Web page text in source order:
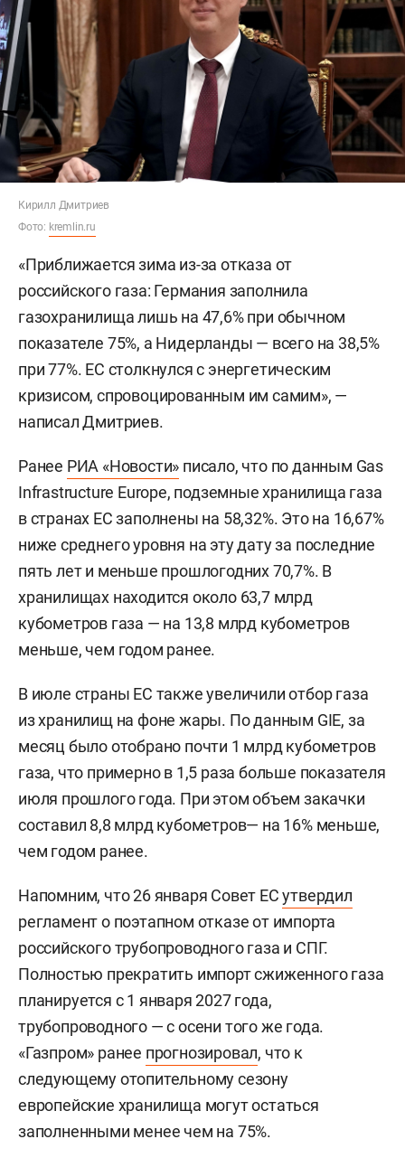
Кирилл Дмитриев
Фото: kremlin.ru
«Приближается зима из-за отказа от
российского газа: Германия заполнила
газохранилища лишь на 47,6% при обычном
показателе 75%, а Нидерланды — всего на 38,5%
при 77%. ЕС столкнулся с энергетическим
кризисом, спровоцированным им самим», —
написал Дмитриев.
Ранее РИА «Новости» писало, что по данным Gas
Infrastructure Europe, подземные хранилища газа
в странах ЕС заполнены на 58,32%. Это на 16,67%
ниже среднего уровня на эту дату за последние
пять лет и меньше прошлогодних 70,7%. В
хранилищах находится около 63,7 млрд
кубометров газа — на 13,8 млрд кубометров
меньше, чем годом ранее.
В июле страны ЕС также увеличили отбор газа
из хранилищ на фоне жары. По данным GIE, за
месяц было отобрано почти 1 млрд кубометров
газа, что примерно в 1,5 раза больше показателя
июля прошлого года. При этом объем закачки
составил 8,8 млрд кубометров— на 16% меньше,
чем годом ранее.
Напомним, что 26 января Совет ЕСутвердил
регламент о поэтапном отказе от импорта
российского трубопроводного газа и СПГ.
Полностью прекратить импорт сжиженного газа
планируется с 1 января 2027 года,
трубопроводного — с осени того же года.
«Газпром» ранее прогнозировал, что к
следующему отопительному сезону
европейские хранилища могут остаться
заполненными менее чем на 75%.